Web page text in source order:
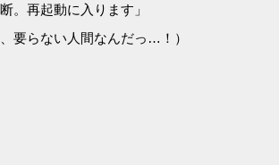
。再起動に入ります」
要らない人間なんだっ…！）